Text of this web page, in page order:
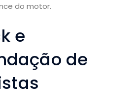
do motor.
e
de